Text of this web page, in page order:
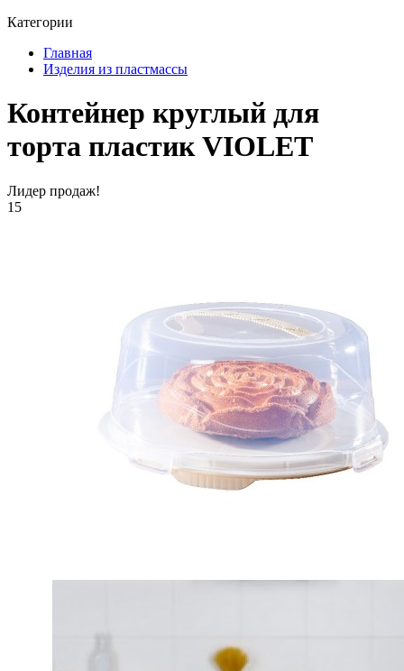
Категории
Главная
Изделия из пластмассы
Контейнер круглый для
торта пластик VIOLET
Лидер продаж!
15